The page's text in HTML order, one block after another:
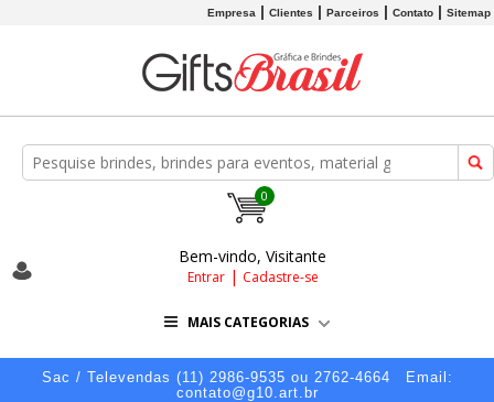
Empresa Clientes Parceiros Contato Sitemap
0
Bem-vindo, Visitante
Entrar| Cadastre-se
MAIS CATEGORIAS
Sac / Televendas (11) 2986-9535 ou 2762-4664
Email:
contato@g10.art.br